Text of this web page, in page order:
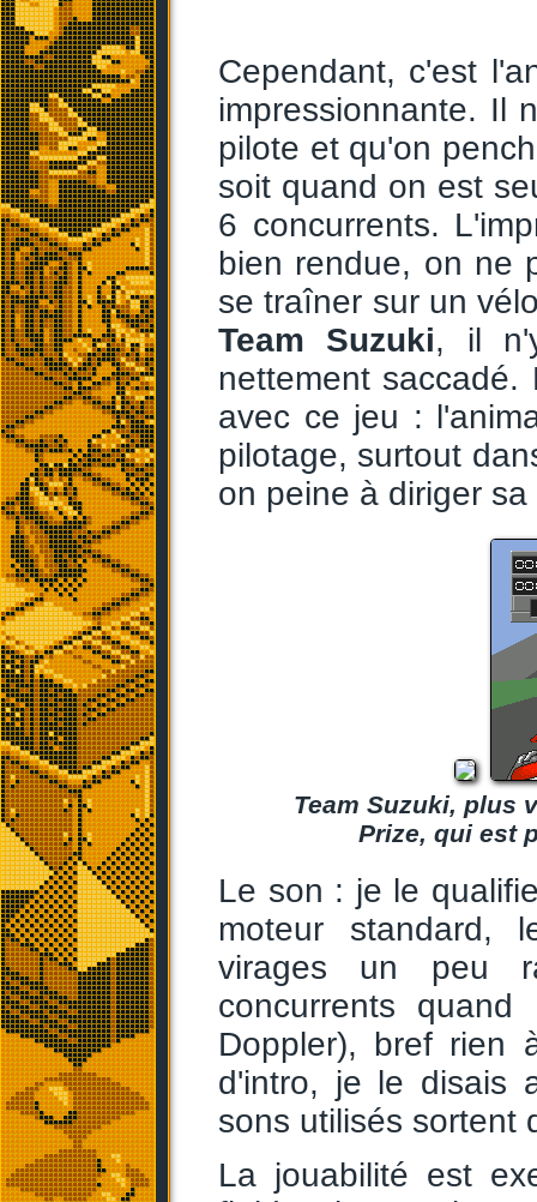
Cependant, c'est
impressionnante. Il
pilote et qu'on
soit quand on est
6 concurrents.
bien rendue, on ne
se traîner sur un
Team Suzuki, il
nettement saccadé.
avec ce jeu :
pilotage, surtout
on peine à diriger
Team Suzuki, plus
Prize, qui est
Le son : je le
moteur standard,
virages un peu
concurrents
Doppler), bref rien
d'intro, je le disais
sons utilisés sortent
La jouabilité est